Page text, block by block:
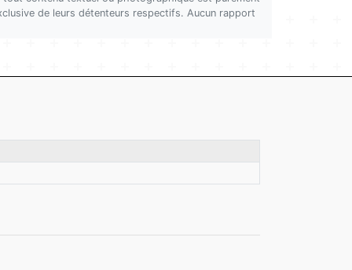
de leurs détenteurs respectifs. Aucun rapport